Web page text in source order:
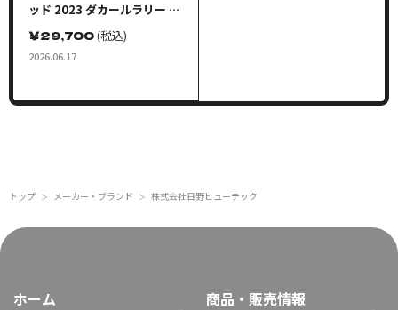
ッド 2023 ダカールラリー 完
成品
￥29,700(税込)
2026.06.17
トップ ＞ メーカー・ブランド ＞ 株式会社日野ヒューテック
ホーム 商品・販売情報